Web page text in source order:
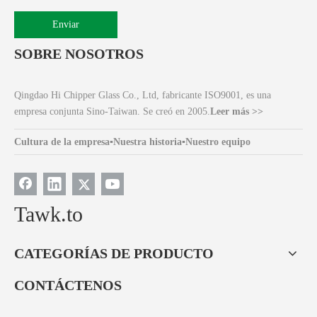
Enviar
SOBRE NOSOTROS
Qingdao Hi Chipper Glass Co., Ltd, fabricante ISO9001, es una
empresa conjunta Sino-Taiwan. Se creó en 2005.Leer más >>
Cultura de la empresa▪Nuestra historia▪Nuestro equipo
Tawk.to
CATEGORÍAS DE PRODUCTO
CONTÁCTENOS